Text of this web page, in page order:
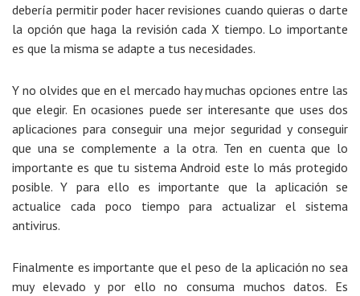
debería permitir poder hacer revisiones cuando quieras o darte
la opción que haga la revisión cada X tiempo. Lo importante
es que la misma se adapte a tus necesidades.
Y no olvides que en el mercado hay muchas opciones entre las
que elegir. En ocasiones puede ser interesante que uses dos
aplicaciones para conseguir una mejor seguridad y conseguir
que una se complemente a la otra. Ten en cuenta que lo
importante es que tu sistema Android este lo más protegido
posible. Y para ello es importante que la aplicación se
actualice cada poco tiempo para actualizar el sistema
antivirus.
Finalmente es importante que el peso de la aplicación no sea
muy elevado y por ello no consuma muchos datos. Es